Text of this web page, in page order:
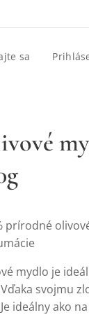
sa
prírodné
mydlo je
svojmu
ideálny ako